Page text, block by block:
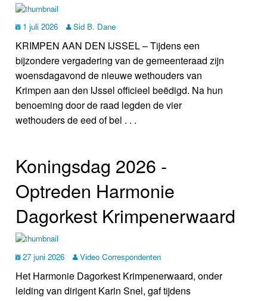
1 juli 2026 Sid B. Dane
KRIMPEN AAN DEN IJSSEL – Tijdens een
bijzondere vergadering van de gemeenteraad zijn
woensdagavond de nieuwe wethouders van
Krimpen aan den IJssel officieel beëdigd. Na hun
benoeming door de raad legden de vier
wethouders de eed of bel . . .
Koningsdag 2026 ‑
Optreden Harmonie
Dagorkest Krimpenerwaard
27 juni 2026 Video Correspondenten
Het Harmonie Dagorkest Krimpenerwaard, onder
leiding van dirigent Karin Snel, gaf tijdens